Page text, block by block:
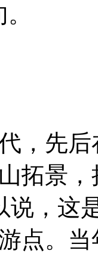
先后
拓景
说，这
点。